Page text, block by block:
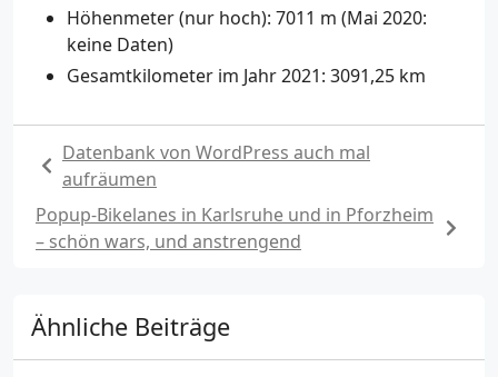
Höhenmeter (nur hoch): 7011 m (Mai 2020:
keine Daten)
Gesamtkilometer im Jahr 2021: 3091,25 km
Datenbank von WordPress auch mal
aufräumen
Popup-Bikelanes in Karlsruhe und in Pforzheim
– schön wars, und anstrengend
Ähnliche Beiträge